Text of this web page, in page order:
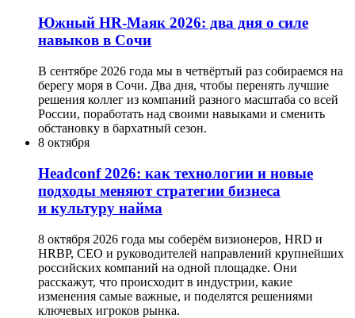
Южный HR-Маяк 2026: два дня о силе
навыков в Сочи
В сентябре 2026 года мы в четвёртый раз собираемся на
берегу моря в Сочи. Два дня, чтобы перенять лучшие
решения коллег из компаний разного масштаба со всей
России, поработать над своими навыками и сменить
обстановку в бархатный сезон.
8 октября
Headсonf 2026: как технологии и новые
подходы меняют стратегии бизнеса
и культуру найма
8 октября 2026 года мы соберём визионеров, HRD и
HRBP, СЕО и руководителей направлений крупнейших
российских компаний на одной площадке. Они
расскажут, что происходит в индустрии, какие
изменения самые важные, и поделятся решениями
ключевых игроков рынка.